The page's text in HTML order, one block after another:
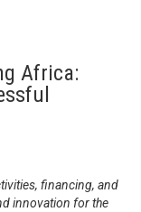
Africa:
financing, and
innovation for the